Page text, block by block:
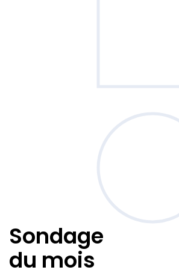
Sondage
du mois